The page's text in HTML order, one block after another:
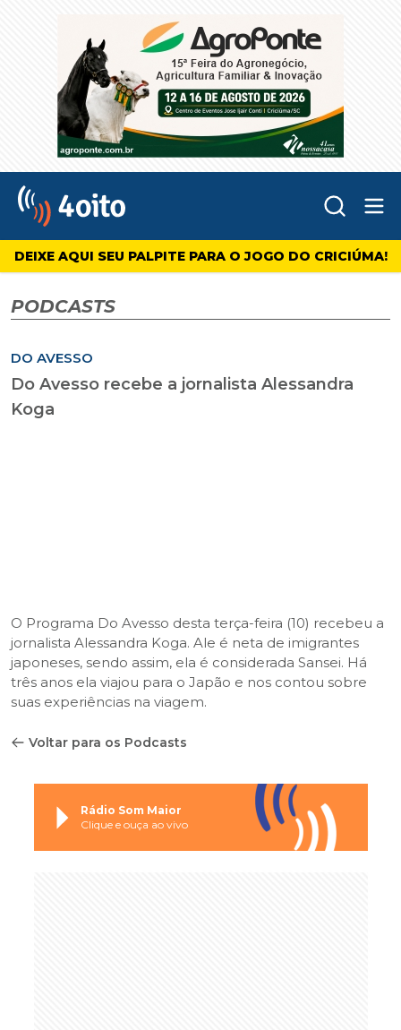
4oito
DEIXE AQUI SEU PALPITE PARA O JOGO DO CRICIÚMA!
PODCASTS
DO AVESSO
Do Avesso recebe a jornalista Alessandra
Koga
O Programa Do Avesso desta terça-feira (10) recebeu a
jornalista Alessandra Koga. Ale é neta de imigrantes
japoneses, sendo assim, ela é considerada Sansei. Há
três anos ela viajou para o Japão e nos contou sobre
suas experiências na viagem.
Voltar para os Podcasts
Rádio Som Maior
Clique e ouça ao vivo